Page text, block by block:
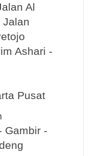
Al
Jalan
Ashari -
Pusat
Gambir -